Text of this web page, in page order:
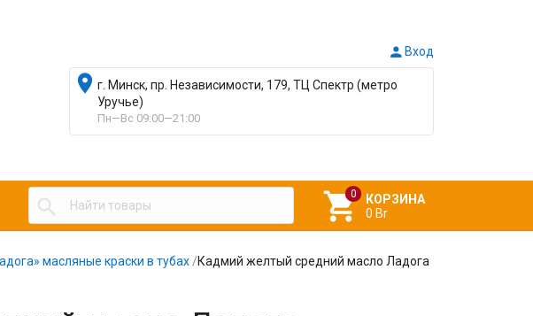
Вход
г. Минск, пр. Независимости, 179, ТЦ Спектр (метро
Уручье)
Пн—Вс 09:00—21:00
 
КОРЗИНА
0 Br
масляные краски в тубах /Кадмий желтый средний масло Ладога